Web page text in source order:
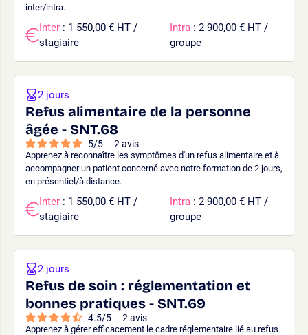
inter/intra.
Inter : 1 550,00 € HT /
stagiaire
Intra : 2 900,00 € HT /
groupe
Refus alimentaire de la personne
âgée - SNT.68
5/5 - 2 avis
Apprenez à reconnaître les symptômes d'un refus alimentaire et à
accompagner un patient concerné avec notre formation de 2 jours,
en présentiel/à distance.
2 jours
Inter : 1 550,00 € HT /
stagiaire
Intra : 2 900,00 € HT /
groupe
Refus de soin : réglementation et
bonnes pratiques - SNT.69
4.5/5 - 2 avis
Apprenez à gérer efficacement le cadre réglementaire lié au refus
2 jours